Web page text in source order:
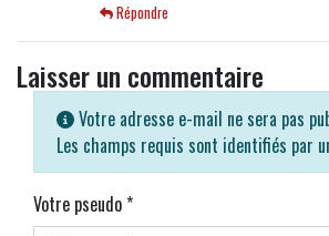
Répondre
Laisser un commentaire
Votre adresse e-mail ne sera pas
Les champs requis sont identifiés par
Votre pseudo*